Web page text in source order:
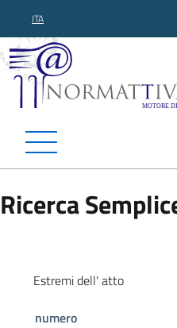
ITA
Normattiva
Ricerca
Estremi dell' atto
numero